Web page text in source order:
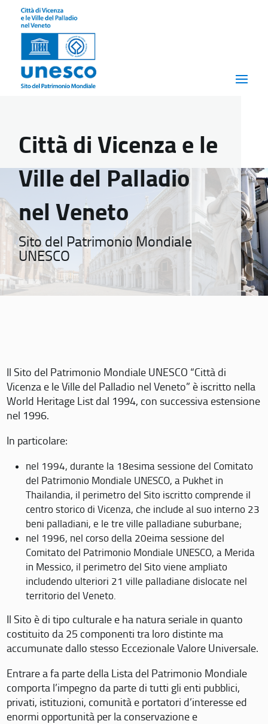
Città di Vicenza e le
Ville del Palladio
nel Veneto
Sito del Patrimonio Mondiale
UNESCO
Il Sito del Patrimonio Mondiale UNESCO “Città di
Vicenza e le Ville del Palladio nel Veneto” è iscritto nella
World Heritage List dal 1994, con successiva estensione
nel 1996.
In particolare:
nel 1994, durante la 18esima sessione del Comitato
del Patrimonio Mondiale UNESCO, a Pukhet in
Thailandia, il perimetro del Sito iscritto comprende il
centro storico di Vicenza, che include al suo interno 23
beni palladiani, e le tre ville palladiane suburbane;
nel 1996, nel corso della 20eima sessione del
Comitato del Patrimonio Mondiale UNESCO, a Merida
in Messico, il perimetro del Sito viene ampliato
includendo ulteriori 21 ville palladiane dislocate nel
territorio del Veneto.
Il Sito è di tipo culturale e ha natura seriale in quanto
costituito da 25 componenti tra loro distinte ma
accumunate dallo stesso Eccezionale Valore Universale.
Entrare a fa parte della Lista del Patrimonio Mondiale
comporta l’impegno da parte di tutti gli enti pubblici,
privati, istituzioni, comunità e portatori d’interesse ed
enormi opportunità per la conservazione e